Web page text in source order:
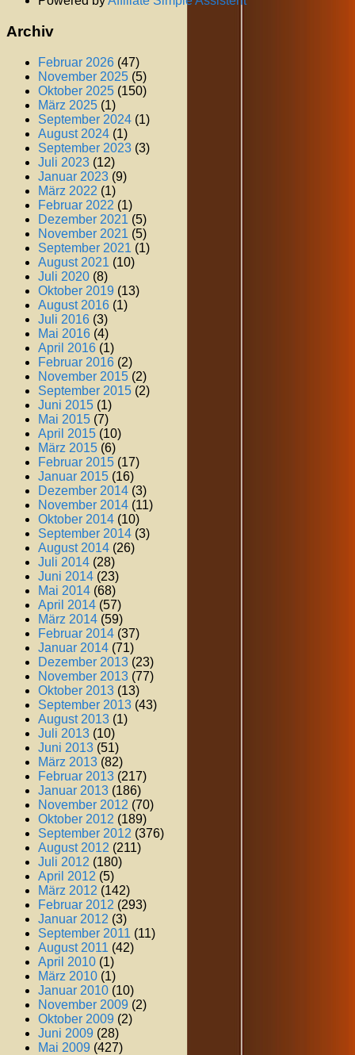
Archiv
Februar 2026 (47)
November 2025 (5)
Oktober 2025 (150)
März 2025 (1)
September 2024 (1)
August 2024 (1)
September 2023 (3)
Juli 2023 (12)
Januar 2023 (9)
März 2022 (1)
Februar 2022 (1)
Dezember 2021 (5)
November 2021 (5)
September 2021 (1)
August 2021 (10)
Juli 2020 (8)
Oktober 2019 (13)
August 2016 (1)
Juli 2016 (3)
Mai 2016 (4)
April 2016 (1)
Februar 2016 (2)
November 2015 (2)
September 2015 (2)
Juni 2015 (1)
Mai 2015 (7)
April 2015 (10)
März 2015 (6)
Februar 2015 (17)
Januar 2015 (16)
Dezember 2014 (3)
November 2014 (11)
Oktober 2014 (10)
September 2014 (3)
August 2014 (26)
Juli 2014 (28)
Juni 2014 (23)
Mai 2014 (68)
April 2014 (57)
März 2014 (59)
Februar 2014 (37)
Januar 2014 (71)
Dezember 2013 (23)
November 2013 (77)
Oktober 2013 (13)
September 2013 (43)
August 2013 (1)
Juli 2013 (10)
Juni 2013 (51)
März 2013 (82)
Februar 2013 (217)
Januar 2013 (186)
November 2012 (70)
Oktober 2012 (189)
September 2012 (376)
August 2012 (211)
Juli 2012 (180)
April 2012 (5)
März 2012 (142)
Februar 2012 (293)
Januar 2012 (3)
September 2011 (11)
August 2011 (42)
April 2010 (1)
März 2010 (1)
Januar 2010 (10)
November 2009 (2)
Oktober 2009 (2)
Juni 2009 (28)
Mai 2009 (427)